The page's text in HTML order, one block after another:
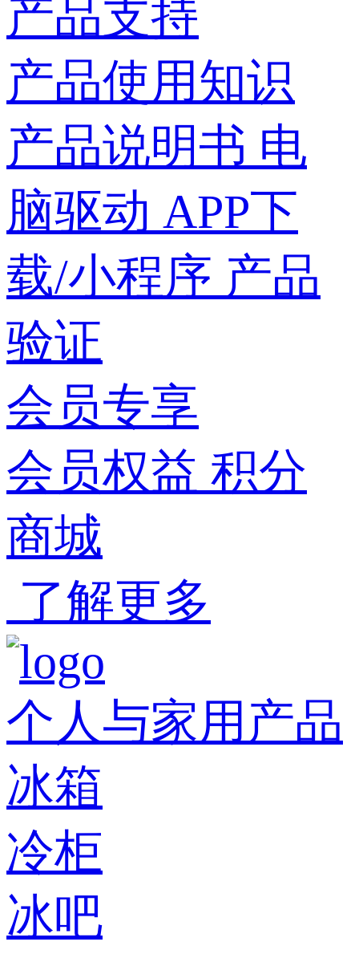
产品支持
产品使用知识
产品说明书 电
脑驱动 APP下
载/小程序 产品
验证
会员专享
会员权益 积分
商城
了解更多
个人与家用产品
冰箱
冷柜
冰吧